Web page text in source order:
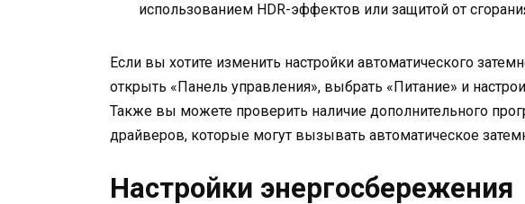
использованием HDR-эффектов или защитой от
Если вы хотите изменить настройки автоматического
открыть «Панель управления», выбрать «Питание» и
Также вы можете проверить наличие дополнительного
драйверов, которые могут вызывать автоматическое
Настройки энергосбережения